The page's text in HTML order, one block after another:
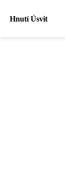
Hnutí Úsvit